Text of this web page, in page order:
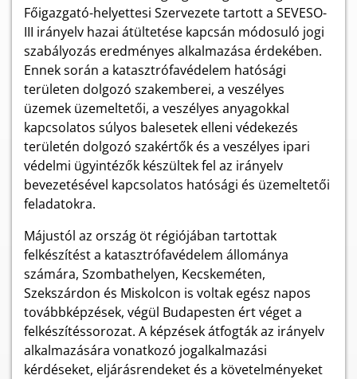
Főigazgató-helyettesi Szervezete tartott a SEVESO-
III irányelv hazai átültetése kapcsán módosuló jogi
szabályozás eredményes alkalmazása érdekében.
Ennek során a katasztrófavédelem hatósági
területen dolgozó szakemberei, a veszélyes
üzemek üzemeltetői, a veszélyes anyagokkal
kapcsolatos súlyos balesetek elleni védekezés
területén dolgozó szakértők és a veszélyes ipari
védelmi ügyintézők készültek fel az irányelv
bevezetésével kapcsolatos hatósági és üzemeltetői
feladatokra.
Májustól az ország öt régiójában tartottak
felkészítést a katasztrófavédelem állománya
számára, Szombathelyen, Kecskeméten,
Szekszárdon és Miskolcon is voltak egész napos
továbbképzések, végül Budapesten ért véget a
felkészítéssorozat. A képzések átfogták az irányelv
alkalmazására vonatkozó jogalkalmazási
kérdéseket, eljárásrendeket és a követelményeket